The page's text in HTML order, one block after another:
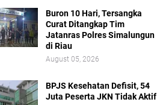
Buron 10 Hari, Tersangka
Curat Ditangkap Tim
Jatanras Polres Simalungun
di Riau
August 05, 2026
BPJS Kesehatan Defisit, 54
Juta Peserta JKN Tidak Aktif